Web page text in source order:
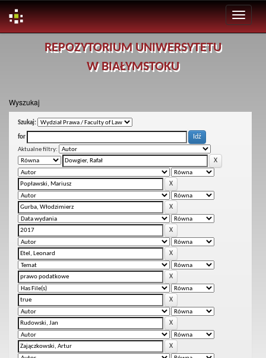
REPOZYTORIUM UNIWERSYTETU
W BIAŁYMSTOKU
Wyszukaj
Szukaj:
for
Aktualne filtry: